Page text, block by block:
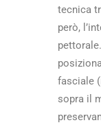
tecnica
però,
fasciale
sopra il